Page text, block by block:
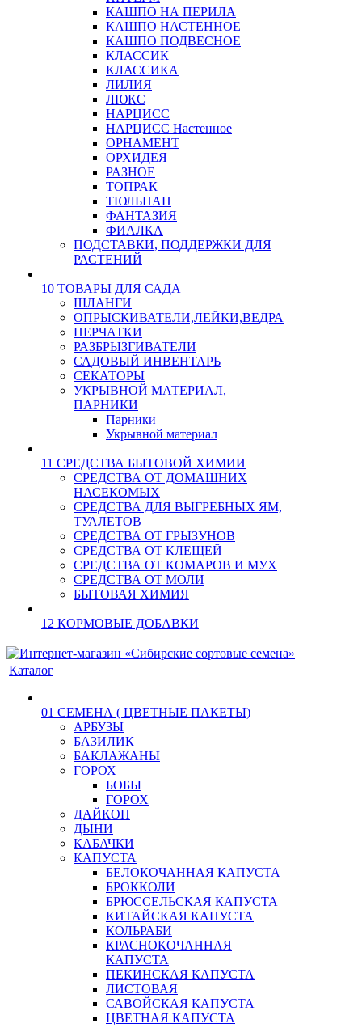
КАШПО НА ПЕРИЛА
КАШПО НАСТЕННОЕ
КАШПО ПОДВЕСНОЕ
КЛАССИК
КЛАССИКА
ЛИЛИЯ
ЛЮКС
НАРЦИСС
НАРЦИСС Настенное
ОРНАМЕНТ
ОРХИДЕЯ
РАЗНОЕ
ТОПРАК
ТЮЛЬПАН
ФАНТАЗИЯ
ФИАЛКА
ПОДСТАВКИ, ПОДДЕРЖКИ ДЛЯ
РАСТЕНИЙ
10 ТОВАРЫ ДЛЯ САДА
ШЛАНГИ
ОПРЫСКИВАТЕЛИ,ЛЕЙКИ,ВЕДРА
ПЕРЧАТКИ
РАЗБРЫЗГИВАТЕЛИ
САДОВЫЙ ИНВЕНТАРЬ
СЕКАТОРЫ
УКРЫВНОЙ МАТЕРИАЛ,
ПАРНИКИ
Парники
Укрывной материал
11 СРЕДСТВА БЫТОВОЙ ХИМИИ
СРЕДСТВА ОТ ДОМАШНИХ
НАСЕКОМЫХ
СРЕДСТВА ДЛЯ ВЫГРЕБНЫХ ЯМ,
ТУАЛЕТОВ
СРЕДСТВА ОТ ГРЫЗУНОВ
СРЕДСТВА ОТ КЛЕЩЕЙ
СРЕДСТВА ОТ КОМАРОВ И МУХ
СРЕДСТВА ОТ МОЛИ
БЫТОВАЯ ХИМИЯ
12 КОРМОВЫЕ ДОБАВКИ
Каталог
01 СЕМЕНА ( ЦВЕТНЫЕ ПАКЕТЫ)
АРБУЗЫ
БАЗИЛИК
БАКЛАЖАНЫ
ГОРОХ
БОБЫ
ГОРОХ
ДАЙКОН
ДЫНИ
КАБАЧКИ
КАПУСТА
БЕЛОКОЧАННАЯ КАПУСТА
БРОККОЛИ
БРЮССЕЛЬСКАЯ КАПУСТА
КИТАЙСКАЯ КАПУСТА
КОЛЬРАБИ
КРАСНОКОЧАННАЯ
КАПУСТА
ПЕКИНСКАЯ КАПУСТА
ЛИСТОВАЯ
САВОЙСКАЯ КАПУСТА
ЦВЕТНАЯ КАПУСТА